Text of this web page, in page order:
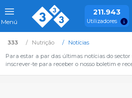
Menú
211.943
Utilizadores
333 Nutrição
Notícias
Para estar a par das últimas notícias do sector
inscrever-te para receber o nosso boletim e